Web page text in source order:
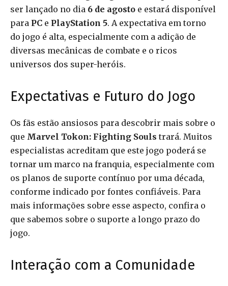
ser lançado no dia 6 de agosto e estará disponível
para PC e PlayStation 5. A expectativa em torno
do jogo é alta, especialmente com a adição de
diversas mecânicas de combate e o ricos
universos dos super-heróis.
Expectativas e Futuro do Jogo
Os fãs estão ansiosos para descobrir mais sobre o
que Marvel Tokon: Fighting Souls trará. Muitos
especialistas acreditam que este jogo poderá se
tornar um marco na franquia, especialmente com
os planos de suporte contínuo por uma década,
conforme indicado por fontes confiáveis. Para
mais informações sobre esse aspecto, confira o
que sabemos sobre o suporte a longo prazo do
jogo.
Interação com a Comunidade